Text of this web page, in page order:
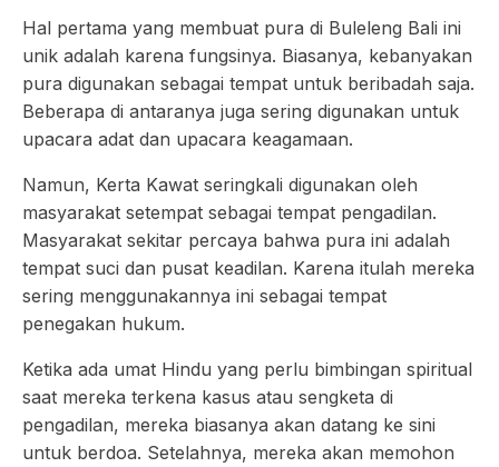
Hal pertama yang membuat pura di Buleleng Bali ini
unik adalah karena fungsinya. Biasanya, kebanyakan
pura digunakan sebagai tempat untuk beribadah saja.
Beberapa di antaranya juga sering digunakan untuk
upacara adat dan upacara keagamaan.
Namun, Kerta Kawat seringkali digunakan oleh
masyarakat setempat sebagai tempat pengadilan.
Masyarakat sekitar percaya bahwa pura ini adalah
tempat suci dan pusat keadilan. Karena itulah mereka
sering menggunakannya ini sebagai tempat
penegakan hukum.
Ketika ada umat Hindu yang perlu bimbingan spiritual
saat mereka terkena kasus atau sengketa di
pengadilan, mereka biasanya akan datang ke sini
untuk berdoa. Setelahnya, mereka akan memohon